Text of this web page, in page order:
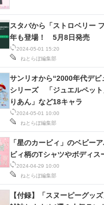
2024-05-01 15:20
ねとらぼ編集部
スタバから「ストロベリー
年も登場！ 5月8日発売
2024-05-01 10:00
ねとらぼ編集部
サンリオから“2000年代デビ
シリーズ 「ジュエルペット
りあん」など18キャラ
2024-04-29 10:00
ねとらぼ編集部
「星のカービィ」のベビー
ビィ柄のTシャツやボディス
【付録】「スヌーピーグッ